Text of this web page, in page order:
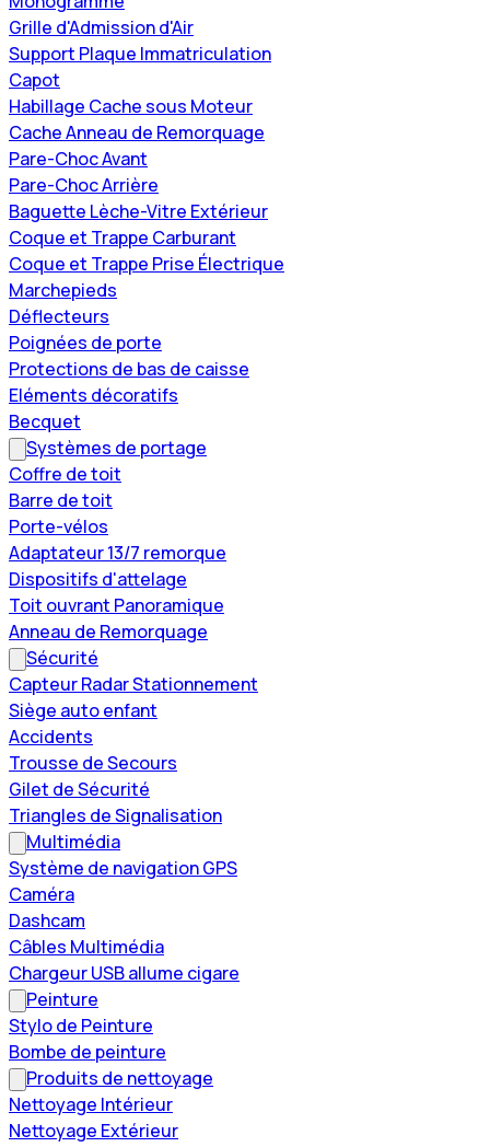
Grille d'Admission d'Air
Support Plaque Immatriculation
Capot
Habillage Cache sous Moteur
Cache Anneau de Remorquage
Pare-Choc Avant
Pare-Choc Arrière
Baguette Lèche-Vitre Extérieur
Coque et Trappe Carburant
Coque et Trappe Prise Électrique
Marchepieds
Déflecteurs
Poignées de porte
Protections de bas de caisse
Eléments décoratifs
Becquet
Systèmes de portage
Coffre de toit
Barre de toit
Porte-vélos
Adaptateur 13/7 remorque
Dispositifs d'attelage
Toit ouvrant Panoramique
Anneau de Remorquage
Sécurité
Capteur Radar Stationnement
Siège auto enfant
Accidents
Trousse de Secours
Gilet de Sécurité
Triangles de Signalisation
Multimédia
Système de navigation GPS
Caméra
Dashcam
Câbles Multimédia
Chargeur USB allume cigare
Peinture
Stylo de Peinture
Bombe de peinture
Produits de nettoyage
Nettoyage Intérieur
Nettoyage Extérieur